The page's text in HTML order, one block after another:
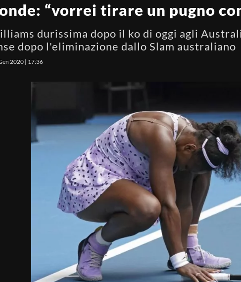
“vorrei tirare un pugno
durissima dopo il ko di oggi agli
dopo l'eliminazione dallo Slam australiano
2020 | 17:36